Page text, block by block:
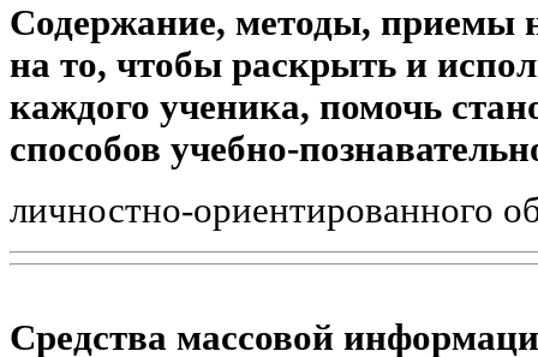
Содержание, методы, приемы
на то, чтобы раскрыть и
каждого ученика, помочь
способов учебно-
личностно-ориентированного
Средства массовой